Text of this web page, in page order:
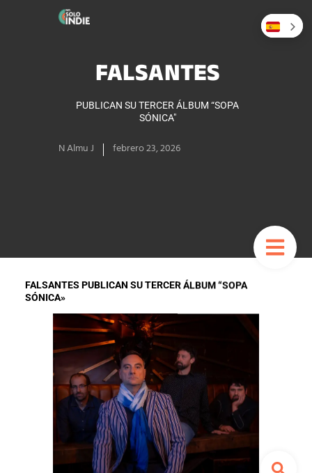
FALSANTES
PUBLICAN SU TERCER ÁLBUM “SOPA
SÓNICA"
N Almu J febrero 23, 2026
FALSANTES PUBLICAN SU TERCER ÁLBUM “SOPA
SÓNICA»